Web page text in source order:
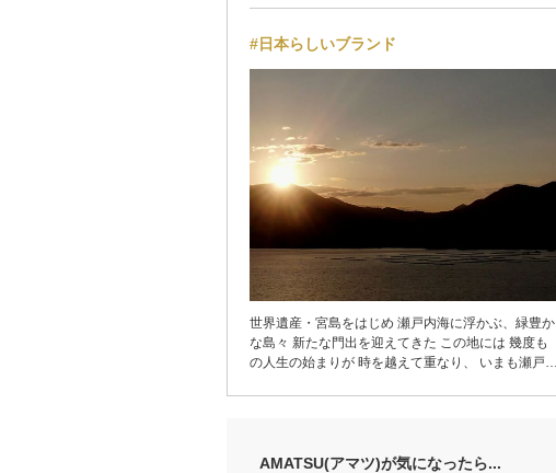
#日本らしいブランド
世界遺産・宮島をはじめ 瀬戸内海に浮かぶ、緑豊か
な島々 新たな門出を迎えてきた この地には 幾度も
の人生の始まりが 時を越えて重なり、 いまも瀬戸内
を祝福する場所で生まれた AMATSUの指輪。 この指
AMATSU(アマツ)が気になったら...